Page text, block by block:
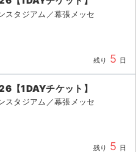
タジアム／幕張メッセ
残り 5 日
【1DAYチケット】
タジアム／幕張メッセ
残り 5 日